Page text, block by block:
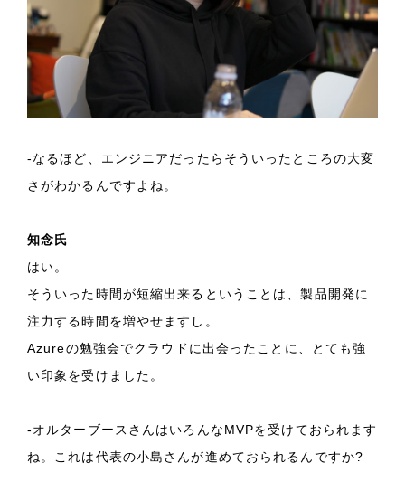
-なるほど、エンジニアだったらそういったところの大変
さがわかるんですよね。
知念氏
はい。
そういった時間が短縮出来るということは、製品開発に
注力する時間を増やせますし。
Azureの勉強会でクラウドに出会ったことに、とても強
い印象を受けました。
-オルターブースさんはいろんなMVPを受けておられます
ね。これは代表の小島さんが進めておられるんですか?